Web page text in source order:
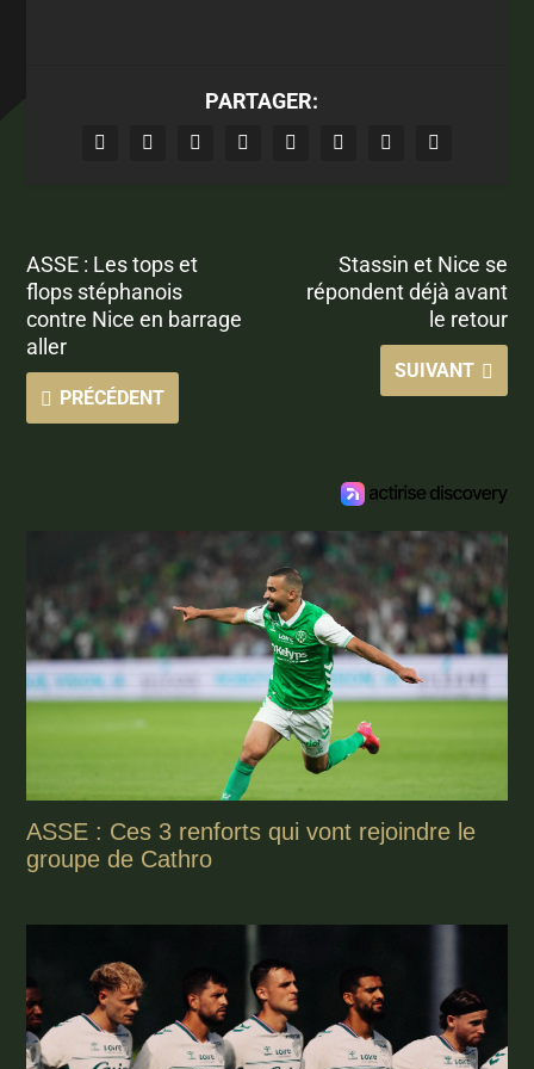
PARTAGER:
ASSE : Les tops et
flops stéphanois
contre Nice en barrage
aller
PRÉCÉDENT
Stassin et Nice se
répondent déjà avant
le retour
SUIVANT
ASSE : Ces 3 renforts qui vont rejoindre le
groupe de Cathro